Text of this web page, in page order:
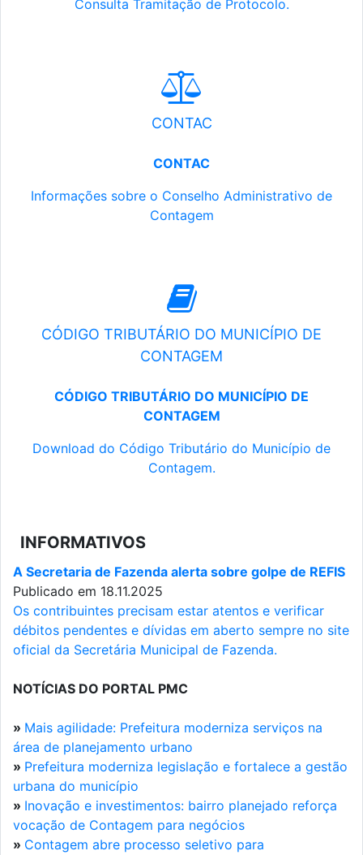
Consulta Tramitação de Protocolo.
CONTAC
CONTAC
Informações sobre o Conselho Administrativo de
Contagem
CÓDIGO TRIBUTÁRIO DO MUNICÍPIO DE
CONTAGEM
CÓDIGO TRIBUTÁRIO DO MUNICÍPIO DE
CONTAGEM
Download do Código Tributário do Município de
Contagem.
INFORMATIVOS
A Secretaria de Fazenda alerta sobre golpe de REFIS
Publicado em 18.11.2025
Os contribuintes precisam estar atentos e verificar
débitos pendentes e dívidas em aberto sempre no site
oficial da Secretária Municipal de Fazenda.
NOTÍCIAS DO PORTAL PMC
» Mais agilidade: Prefeitura moderniza serviços na
área de planejamento urbano
» Prefeitura moderniza legislação e fortalece a gestão
urbana do município
» Inovação e investimentos: bairro planejado reforça
vocação de Contagem para negócios
» Contagem abre processo seletivo para